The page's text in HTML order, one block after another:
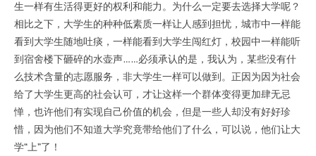
生一样有生活得更好的权利和能力。为什么一定要去选择大学呢？
相比之下，大学生的种种低素质一样让人感到担忧，城市中一样能
看到大学生随地吐痰，一样能看到大学生闯红灯，校园中一样能听
到宿舍楼下砸碎的水壶声……必须承认的是，我认为，某些没有什
么技术含量的志愿服务，非大学生一样可以做到。正因为因为社会
给了大学生更高的社会认可，才让这样一个群体变得更加肆无忌
惮，也许他们有实现自己价值的机会，但是一些人却没有好好珍
惜，因为他们不知道大学究竟带给他们了什么，可以说，他们让大
学“上”了！